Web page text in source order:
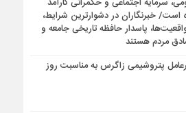
خبرنگاران در دشوارترین شرایط،
پاسدار حافظه تاریخی جامعه و
مردم هستند
پتروشیمی زاگرس به مناسبت روز